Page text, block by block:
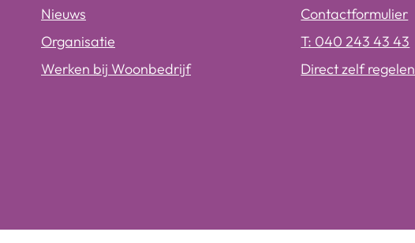
Nieuws
Organisatie
Werken bij Woonbedrijf
Contactformulier
T: 040 243 43 43
Direct zelf regelen